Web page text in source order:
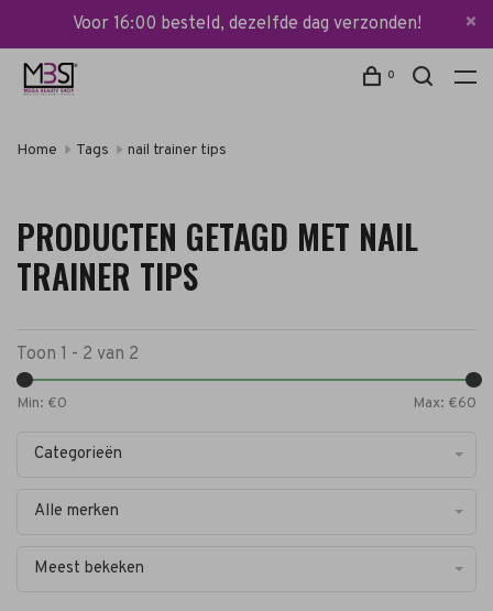
Voor 16:00 besteld, dezelfde dag verzonden!
0
Home Tags nail trainer tips
PRODUCTEN GETAGD MET NAIL
TRAINER TIPS
Toon 1 - 2 van 2
Min: €0 Max: €60
Categorieën
Alle merken
Meest bekeken